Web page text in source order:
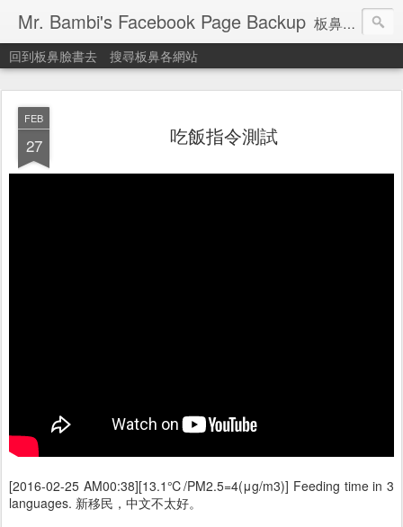
Mr. Bambi's Facebook Page Backup 板鼻臉書備份站
回到板鼻臉書去 搜尋板鼻各網站
FEB
27 吃飯指令測試
[2016-02-25 AM00:38][13.1℃/PM2.5=4(μg/m3)] Feeding time in 3
languages. 新移民，中文不太好。